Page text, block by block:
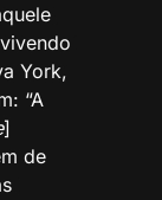
York,
“A
]
de